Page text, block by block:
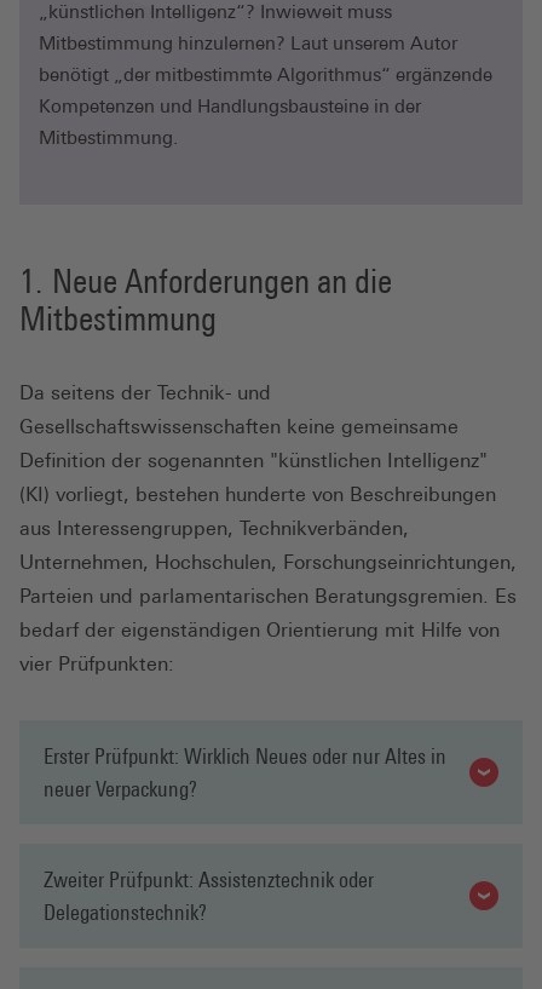
„künstlichen Intelligenz“? Inwieweit muss
Mitbestimmung hinzulernen? Laut unserem Autor
benötigt „der mitbestimmte Algorithmus“ ergänzende
Kompetenzen und Handlungsbausteine in der
Mitbestimmung.
Neue Anforderungen an die
Mitbestimmung
Da seitens der Technik- und
Gesellschaftswissenschaften keine gemeinsame
Definition der sogenannten "künstlichen Intelligenz"
(KI) vorliegt, bestehen hunderte von Beschreibungen
aus Interessengruppen, Technikverbänden,
Unternehmen, Hochschulen, Forschungseinrichtungen,
Parteien und parlamentarischen Beratungsgremien. Es
bedarf der eigenständigen Orientierung mit Hilfe von
vier Prüfpunkten:
Erster Prüfpunkt: Wirklich Neues oder nur Altes in
neuer Verpackung?
Zweiter Prüfpunkt: Assistenztechnik oder
Delegationstechnik?